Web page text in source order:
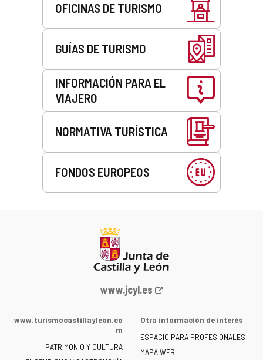
OFICINAS DE TURISMO
GUÍAS DE TURISMO
INFORMACIÓN PARA EL
VIAJERO
NORMATIVA TURÍSTICA
FONDOS EUROPEOS
Portal
la
de
www.jcyl.es
www.turismocastillayleon.co
m
PATRIMONIO Y CULTURA
Otra información de interés
ESPACIO PARA PROFESIONALES
MAPA WEB